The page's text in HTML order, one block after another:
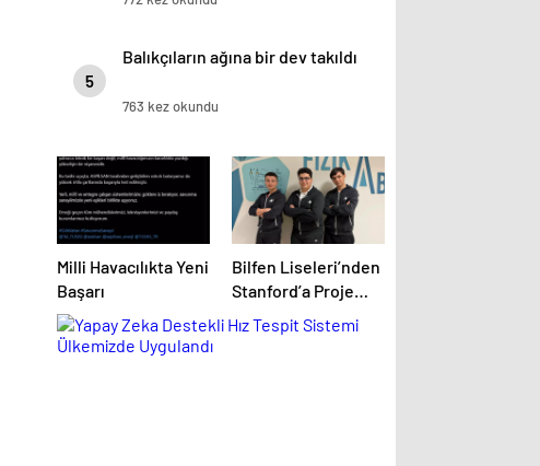
5
Balıkçıların ağına bir dev takıldı
763 kez okundu
Milli Havacılıkta Yeni
Başarı
Bilfen Liseleri’nden
Stanford’a Proje
Başarısı